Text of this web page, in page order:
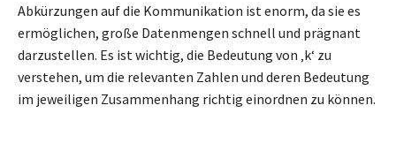
Abkürzungen auf die Kommunikation ist enorm, da sie es
ermöglichen, große Datenmengen schnell und prägnant
darzustellen. Es ist wichtig, die Bedeutung von ‚k‘ zu
verstehen, um die relevanten Zahlen und deren Bedeutung
im jeweiligen Zusammenhang richtig einordnen zu können.